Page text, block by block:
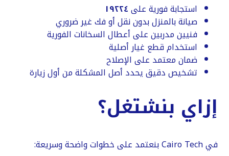
استجابة فورية على١٩٢٢٤
صيانة بالمنزل بدون نقل أو فك غير ضروري
فنيين مدربين على أعطال السخانات الفورية
استخدام قطع غيار أصلية
ضمان معتمد على الإصلاح
تشخيص دقيق يحدد أصل المشكلة من أول زيارة
إزاي بنشتغل؟
في Cairo Tech بنعتمد على خطوات واضحة وسريعة: